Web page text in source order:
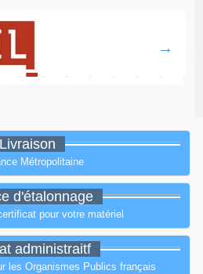
Livraison
Métropolitaine
d'étalonnage
pour votre matériel
administraitf
les Organismes Publics français